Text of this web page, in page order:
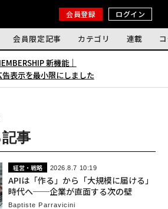
会員登録 ログイン
会員限定記事 カテゴリ 連載
新機能｜
表示を最小限にしました
事
経営・戦略 2026.8.7 10:19
APIは「作る」から「大規模に届ける」
時代へ──企業が直面する次の壁
Baptiste Parravicini